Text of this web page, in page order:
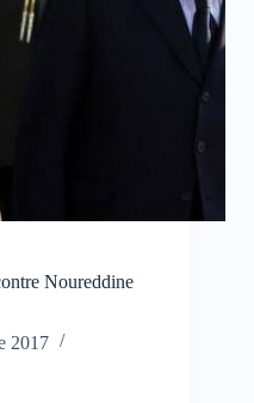
Noureddine
2017